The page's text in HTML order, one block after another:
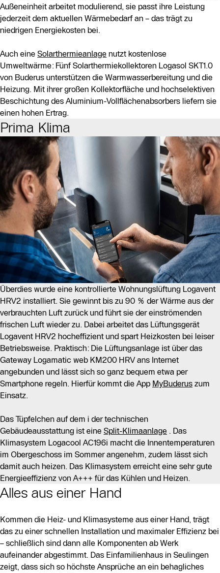
Außeneinheit arbeitet modulierend, sie passt ihre Leistung
jederzeit dem aktuellen Wärmebedarf an – das trägt zu
niedrigen Energiekosten bei.
Auch eine Solarthermieanlage nutzt kostenlose
Umweltwärme: Fünf Solarthermiekollektoren Logasol SKT1.0
von Buderus unterstützen die Warmwasserbereitung und die
Heizung. Mit ihrer großen Kollektorfläche und hochselektiven
Beschichtung des Aluminium-Vollflächenabsorbers liefern sie
einen hohen Ertrag.
Prima Klima
Überdies wurde eine kontrollierte Wohnungslüftung Logavent
HRV2 installiert. Sie gewinnt bis zu 90 % der Wärme aus der
verbrauchten Luft zurück und führt sie der einströmenden
frischen Luft wieder zu. Dabei arbeitet das Lüftungsgerät
Logavent HRV2 hocheffizient und spart Heizkosten bei leiser
Betriebsweise. Praktisch: Die Lüftungsanlage ist über das
Gateway Logamatic web KM200 HRV ans Internet
angebunden und lässt sich so ganz bequem etwa per
Smartphone regeln. Hierfür kommt die App MyBuderus zum
Einsatz.
Das Tüpfelchen auf dem i der technischen
Gebäudeausstattung ist eine Split-Klimaanlage . Das
Klimasystem Logacool AC196i macht die Innentemperaturen
im Obergeschoss im Sommer angenehm, zudem lässt sich
damit auch heizen. Das Klimasystem erreicht eine sehr gute
Energieeffizienz von A+++ für das Kühlen und Heizen.
Alles aus einer Hand
Kommen die Heiz- und Klimasysteme aus einer Hand, trägt
das zu einer schnellen Installation und maximaler Effizienz bei
– schließlich sind dann alle Komponenten ab Werk
aufeinander abgestimmt. Das Einfamilienhaus in Seulingen
zeigt, dass sich so höchste Ansprüche an ein behagliches